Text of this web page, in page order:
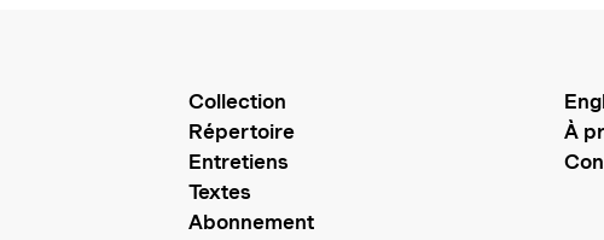
Collection
Répertoire
Entretiens
Textes
Abonnement
À